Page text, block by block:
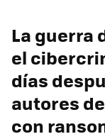
La guerra
el
días
autores
con